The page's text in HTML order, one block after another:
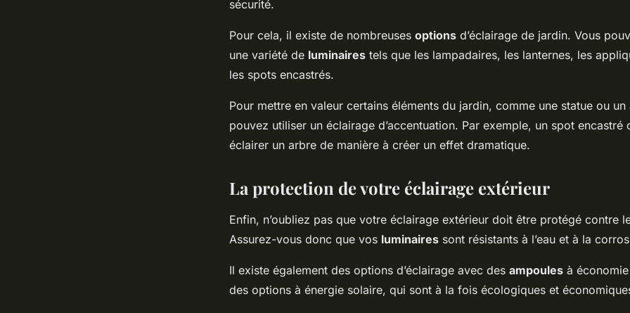
sécurité.
Pour cela, il existe de nombreuses options d’éclairage de jardin. Vous
une variété de luminaires tels que les lampadaires, les lanternes, les
les spots encastrés.
Pour mettre en valeur certains éléments du jardin, comme une statue ou
pouvez utiliser un éclairage d’accentuation. Par exemple, un spot encastré
éclairer un arbre de manière à créer un effet dramatique.
La protection de votre éclairage extérieur
Enfin, n’oubliez pas que votre éclairage extérieur doit être protégé contre
Assurez-vous donc que vos luminaires sont résistants à l’eau et à la
Il existe également des options d’éclairage avec des ampoules à
des options à énergie solaire, qui sont à la fois écologiques et